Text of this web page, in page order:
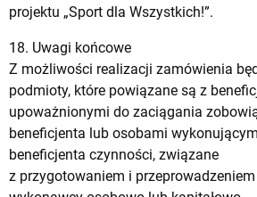
projektu „Sport dla Wszystkich!”.
18. Uwagi końcowe
Z możliwości realizacji zamówienia
podmioty, które powiązane są z
upoważnionymi do zaciągania
beneficjenta lub osobami
beneficjenta czynności, związane
z przygotowaniem i